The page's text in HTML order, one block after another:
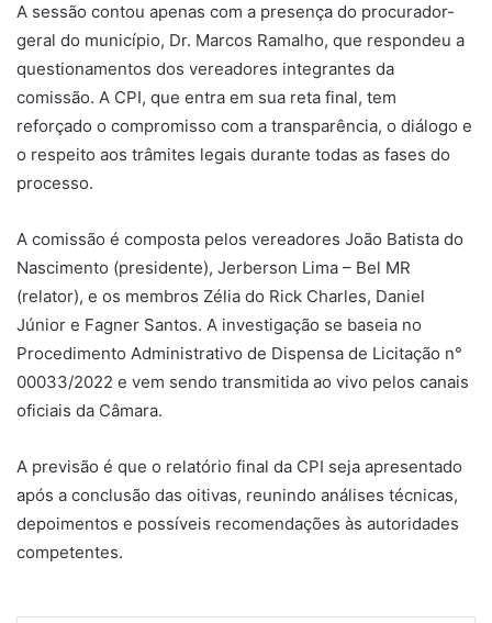
A sessão contou apenas com a presença do procurador-
geral do município, Dr. Marcos Ramalho, que respondeu a
questionamentos dos vereadores integrantes da
comissão. A CPI, que entra em sua reta final, tem
reforçado o compromisso com a transparência, o diálogo e
o respeito aos trâmites legais durante todas as fases do
processo.
A comissão é composta pelos vereadores João Batista do
Nascimento (presidente), Jerberson Lima – Bel MR
(relator), e os membros Zélia do Rick Charles, Daniel
Júnior e Fagner Santos. A investigação se baseia no
Procedimento Administrativo de Dispensa de Licitação n°
00033/2022 e vem sendo transmitida ao vivo pelos canais
oficiais da Câmara.
A previsão é que o relatório final da CPI seja apresentado
após a conclusão das oitivas, reunindo análises técnicas,
depoimentos e possíveis recomendações às autoridades
competentes.